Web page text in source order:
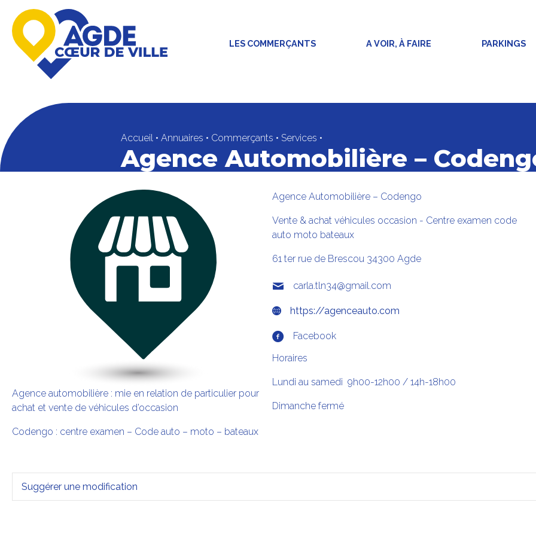
LES COMMERÇANTS A VOIR, À FAIRE PARKINGS
Accueil • Annuaires • Commerçants • Services •
Agence Automobilière –
Agence automobilière : mie en relation de particulier pour
achat et vente de véhicules d’occasion
Codengo : centre examen – Code auto – moto – bateaux
Agence Automobilière – Codengo
Vente & achat véhicules occasion - Centre examen code
auto moto bateaux
61 ter rue de Brescou 34300 Agde
carla.tln34@gmail.com
https://agenceauto.com
Facebook
Horaires
Lundi au samedi 9h00-12h00 / 14h-18h00
Dimanche fermé
Suggérer une modification